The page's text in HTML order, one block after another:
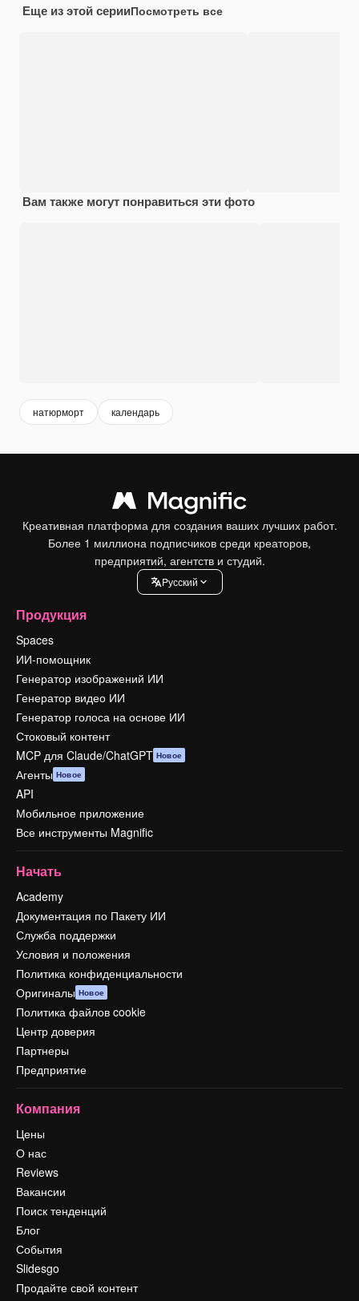
Еще из этой серииПосмотреть все
Вам также могут понравиться эти фото
натюрморт календарь
Креативная платформа для создания ваших лучших работ.
Более 1 миллиона подписчиков среди креаторов,
предприятий, агентств и студий.
Pусский
Продукция
Spaces
ИИ-помощник
Генератор изображений ИИ
Генератор видео ИИ
Генератор голоса на основе ИИ
Стоковый контент
MCP для Claude/ChatGPT Новое
Агенты Новое
API
Мобильное приложение
Все инструменты Magnific
Начать
Academy
Документация по Пакету ИИ
Служба поддержки
Условия и положения
Политика конфиденциальности
Оригиналы Новое
Политика файлов cookie
Центр доверия
Партнеры
Предприятие
Компания
Цены
О нас
Reviews
Вакансии
Поиск тенденций
Блог
События
Slidesgo
Продайте свой контент